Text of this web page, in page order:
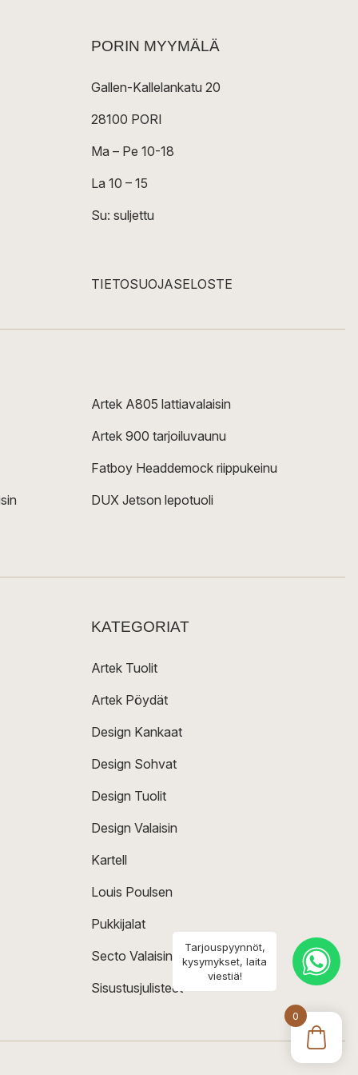
0
PORIN MYYMÄLÄ
Gallen-Kallelankatu 20
28100 PORI
Ma – Pe 10-18
La 10 – 15
Su: suljettu
TIETOSUOJASELOSTE
Artek A805 lattiavalaisin
Artek 900 tarjoiluvaunu
Fatboy Headdemock riippukeinu
DUX Jetson lepotuoli
KATEGORIAT
Artek Tuolit
Artek Pöydät
Design Kankaat
Design Sohvat
Design Tuolit
Design Valaisin
Kartell
Louis Poulsen
Pukkijalat
Secto Valaisin
Sisustusjulisteet
Tarjouspyynnöt,
kysymykset, laita
viestiä!